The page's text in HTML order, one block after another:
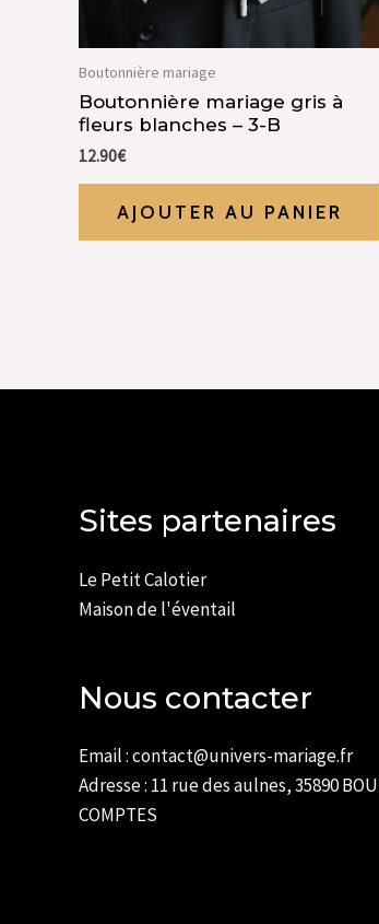
Boutonnière mariage
Boutonnière mariage gris à
fleurs blanches – 3-B
12.90€
AJOUTER AU PANIER
Sites partenaires
Le Petit Calotier
Maison de l'éventail
Nous contacter
Email : contact@univers-mariage.fr
Adresse : 11 rue des aulnes, 35890
COMPTES